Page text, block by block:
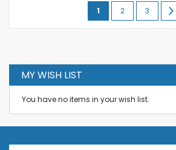
Page
You're
page
1 Page
2 Page
3
MY WISH LIST
You have no items in your wish list.